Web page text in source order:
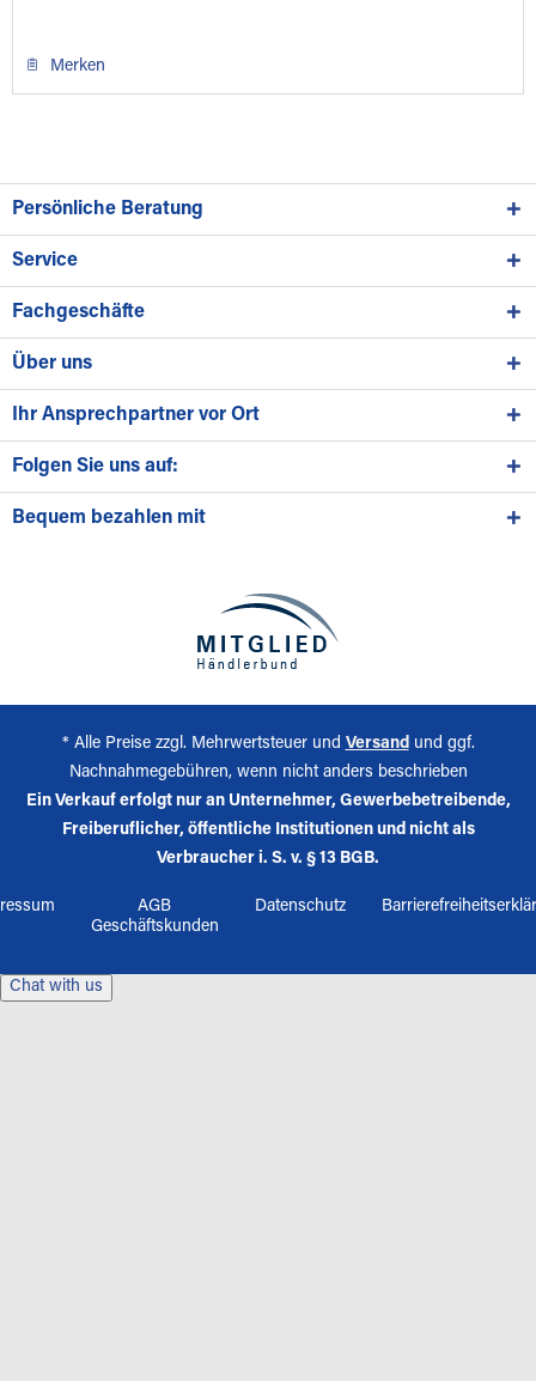
Merken
Persönliche Beratung
Service
Fachgeschäfte
Über uns
Ihr Ansprechpartner vor Ort
Folgen Sie uns auf:
Bequem bezahlen mit
* Alle Preise zzgl. Mehrwertsteuer und Versandund ggf.
Nachnahmegebühren, wenn nicht anders beschrieben
Ein Verkauf erfolgt nur an Unternehmer, Gewerbebetreibende,
Freiberuflicher, öffentliche Institutionen und nicht als
Verbraucher i. S. v. § 13 BGB.
AGB
Geschäftskunden
Datenschutz
Chat with us